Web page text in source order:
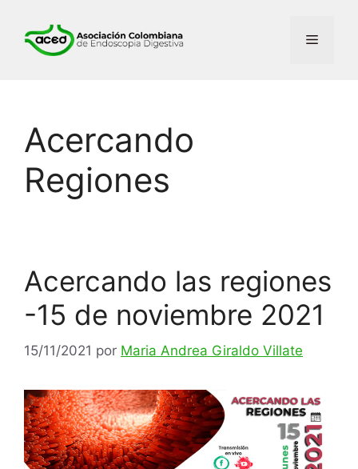
Acercando
Regiones
Acercando las regiones
-15 de noviembre 2021
15/11/2021 por Maria Andrea Giraldo Villate